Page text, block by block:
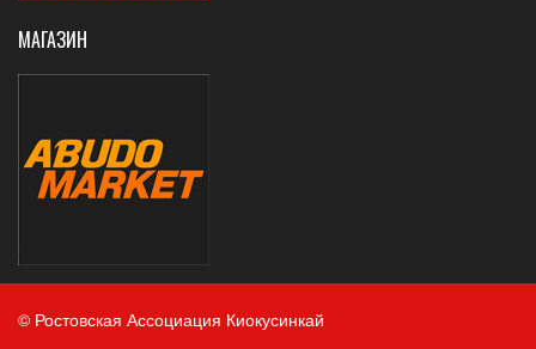
МАГАЗИН
© Ростовская Ассоциация Киокусинкай